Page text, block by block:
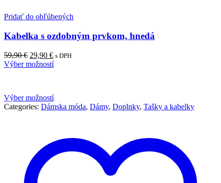
Pridať do obľúbených
Kabelka s ozdobným prvkom, hnedá
59,90€ Pôvodná
cena
29,90 €Aktuálna
cena
s DPH
Výber možností
Výber možností
Categories: Dámska móda, Dámy, Doplnky, Tašky a kabelky